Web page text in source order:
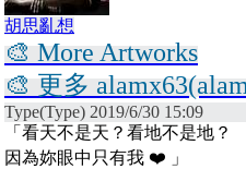
胡思亂想
🎨 More Artworks
🎨 更多
Type(Type) 2019/6/30 15:09
「看天不是天？看地不是地？
因為妳眼中只有我 ❤️ 」